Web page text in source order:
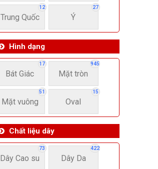
12
Trung Quốc
27
Ý
Hình dạng
17
Bát Giác
945
Mặt tròn
51
Mặt vuông
15
Oval
Chất liệu dây
73
Dây Cao su
422
Dây Da